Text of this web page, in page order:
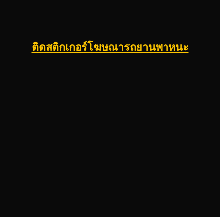
ติดสติกเกอร์โฆษณารถยานพาหนะ